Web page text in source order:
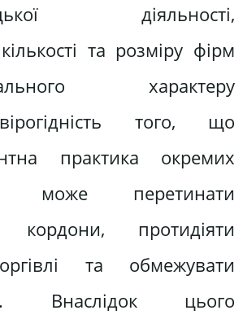
діяльності,
та розміру фірм
характеру
того, що
практика окремих
може перетинати
кордони, протидіяти
та обмежувати
Внаслідок цього